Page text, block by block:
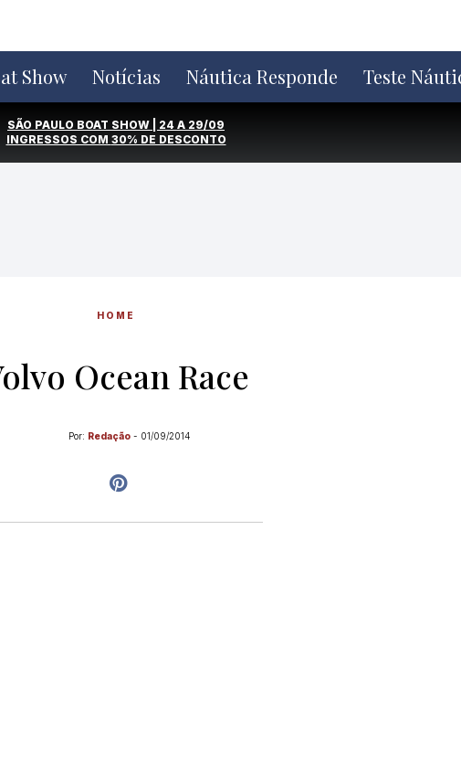
Show Notícias Náutica Responde Teste
SÃO PAULO BOAT SHOW | 24 A 29/09
INGRESSOS COM 30% DE DESCONTO
HOME
Ocean Race
Por: Redação - 01/09/2014